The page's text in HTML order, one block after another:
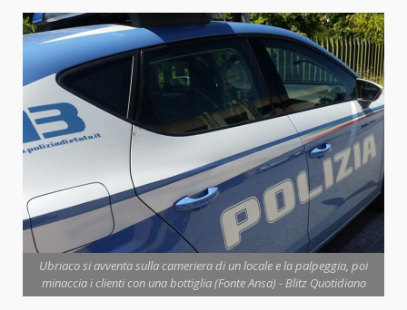
Ubriaco si avventa sulla cameriera di un locale e la palpeggia, poi
minaccia i clienti con una bottiglia (Fonte Ansa) - Blitz Quotidiano